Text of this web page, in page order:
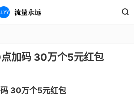

加码 30万个5元红包
30万个5元红包